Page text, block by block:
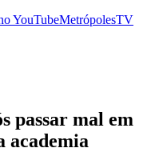
YouTubeMetrópolesTV
passar mal em
academia